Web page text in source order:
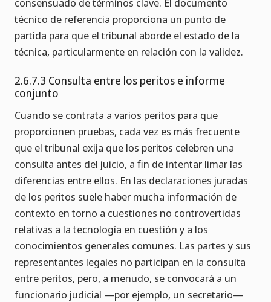
consensuado de términos clave. El documento
técnico de referencia proporciona un punto de
partida para que el tribunal aborde el estado de la
técnica, particularmente en relación con la validez.
2.6.7.3 Consulta entre los peritos e informe
conjunto
Cuando se contrata a varios peritos para que
proporcionen pruebas, cada vez es más frecuente
que el tribunal exija que los peritos celebren una
consulta antes del juicio, a fin de intentar limar las
diferencias entre ellos. En las declaraciones juradas
de los peritos suele haber mucha información de
contexto en torno a cuestiones no controvertidas
relativas a la tecnología en cuestión y a los
conocimientos generales comunes. Las partes y sus
representantes legales no participan en la consulta
entre peritos, pero, a menudo, se convocará a un
funcionario judicial —por ejemplo, un secretario—